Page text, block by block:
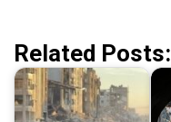
Related Posts: